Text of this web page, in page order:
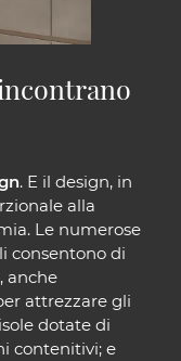
. E il design, in
alla
Le numerose
consentono di
anche
attrezzare gli
dotate di
contenitivi; e